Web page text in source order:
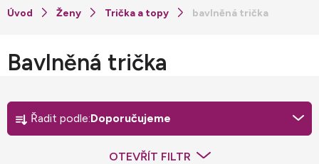
Ženy Trička a topy bavlněná trička
Bavlněná trička
Ř
z
Řadit podle:Doporučujeme
OTEVŘÍT FILTR